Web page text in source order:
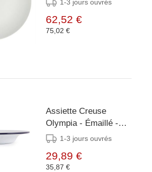
1-3 jours ouvrés
62,52 €
75,02 €
Assiette Creuse
Olympia - Émaillé -
Ø245mm - 6 Pièces
1-3 jours ouvrés
29,89 €
35,87 €